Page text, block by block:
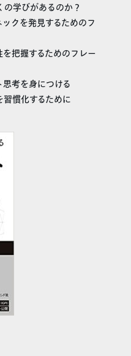
学びがあるのか？
を発見するためのフ
把握するためのフレー
考を身につける
慣化するために